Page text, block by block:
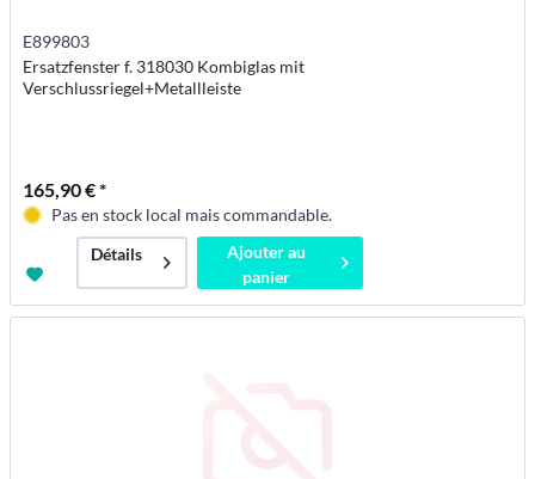
E899803
Ersatzfenster f. 318030 Kombiglas mit
Verschlussriegel+Metallleiste
165,90 € *
Pas en stock local mais commandable.
Détails
Ajouter au
panier